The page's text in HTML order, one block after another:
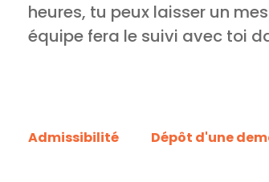
heures, tu peux laisser un
équipe fera le suivi avec toi
Admissibilité Dépôt d'une